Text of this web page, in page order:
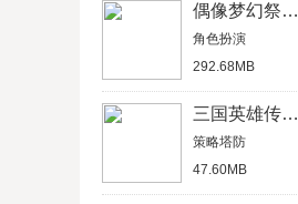
偶像梦幻祭2官方版
角色扮演
292.68MB
三国英雄传单机版
策略塔防
47.60MB